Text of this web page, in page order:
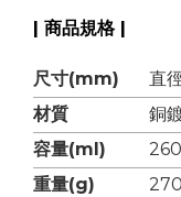
| 商品規格 |
尺寸(mm)
直
材質
銅
容量(ml)
260
重量(g)
270